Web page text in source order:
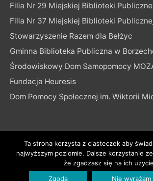
Filia Nr 29 Miejskiej Biblioteki
Filia Nr 37 Miejskiej Biblioteki
Stowarzyszenie Razem dla Bełżyc
Gminna Biblioteka Publiczna w
Środowiskowy Dom Samopomocy
Fundacja Heuresis
Dom Pomocy Społecznej im. Wiktorii
Copyright © 2026ciekawe zajęcia dla
| Powered by Astra Motyw
Ta strona korzysta z ciasteczek aby
najwyższym poziomie. Dalsze korzystanie
że zgadzasz się na ich
Zgoda
Nie